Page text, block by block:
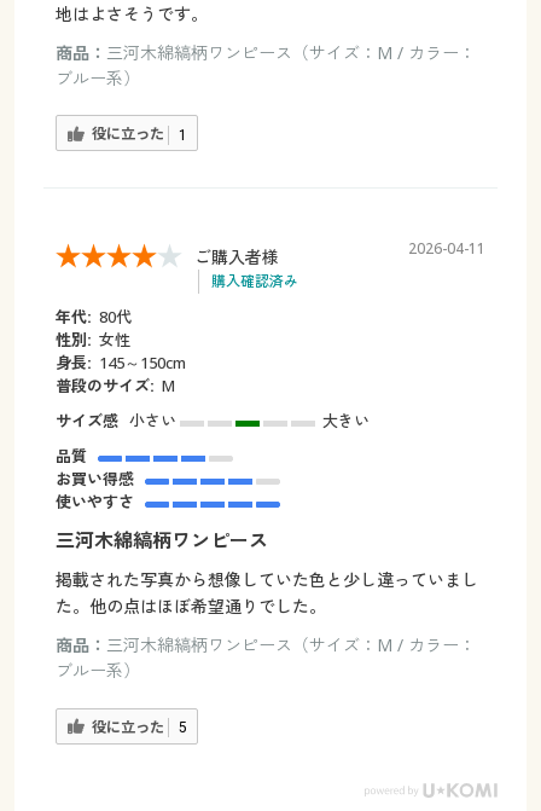
地はよさそうです。
商品： 三河木綿縞柄ワンピース（サイズ：M / カラー：
ブルー系）
役に立った 1
ご購入者様
購入確認済み
2026-04-11
年代: 80代
性別: 女性
身長: 145～150cm
普段のサイズ: M
サイズ感 小さい
大きい
品質
お買い得感
使いやすさ
三河木綿縞柄ワンピース
掲載された写真から想像していた色と少し違っていまし
た。他の点はほぼ希望通りでした。
商品： 三河木綿縞柄ワンピース（サイズ：M / カラー：
ブルー系）
役に立った 5